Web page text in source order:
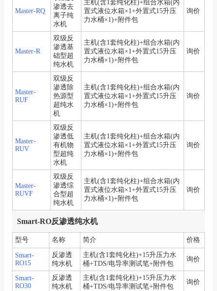
Master-RQ
渗透去
离子纯
水机
主机(含1套纯化柱)+组合水箱(内
置式液位水箱×1+外置式15升压
力水桶×1)+附件包
询价
Master-R
双级反
渗透基
础型超
纯水机
主机(含1套纯化柱)+组合水箱(内
置式液位水箱×1+外置式15升压
力水桶×1)+附件包
询价
Master-
RUF
双级反
渗透除
热源型
超纯水
机
主机(含1套纯化柱)+组合水箱(内
置式液位水箱×1+外置式15升压
力水桶×1)+附件包
询价
Master-
RUV
双级反
渗透低
有机物
型超纯
水机
主机(含1套纯化柱)+组合水箱(内
置式液位水箱×1+外置式15升压
力水桶×1)+附件包
询价
Master-
RUVF
双级反
渗透综
合型超
纯水机
主机(含1套纯化柱)+组合水箱(内
置式液位水箱×1+外置式15升压
力水桶×1)+附件包
询价
Smart-RO反渗透纯水机
型号 名称 简介 价格
Smart-
RO15
反渗透
纯水机
主机(含1套纯化柱)+15升压力水
桶+TDS/电导率测试笔+附件包
询价
Smart-
RO30
反渗透
纯水机
主机(含1套纯化柱)+15升压力水
桶+TDS/电导率测试笔+附件包
询价